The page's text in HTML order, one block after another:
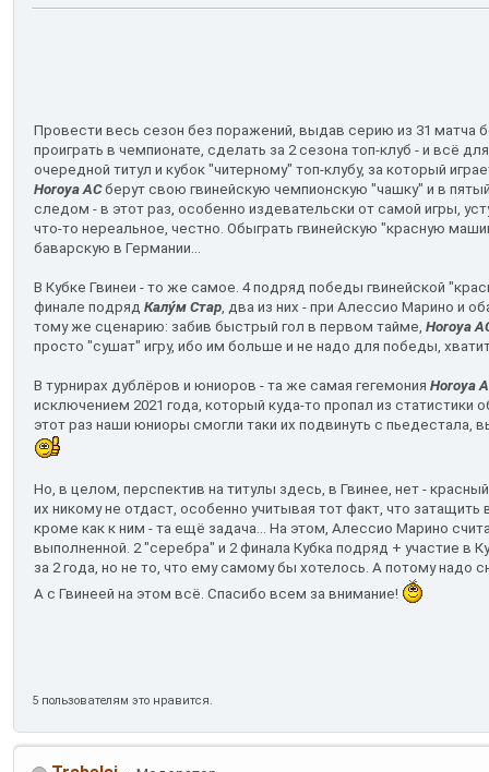
Провести весь сезон без поражений, выдав серию из 31 матча
проиграть в чемпионате, сделать за 2 сезона топ-клуб - и всё
очередной титул и кубок "читерному" топ-клубу, за который
Horoya ACберут свою гвинейскую чемпионскую "чашку" и в
следом - в этот раз, особенно издевательски от самой игры,
что-то нереальное, честно. Обыграть гвинейскую "красную
баварскую в Германии...
В Кубке Гвинеи - то же самое. 4 подряд победы гвинейской
финале подряд Калу́м Стар, два из них - при Алессио Марино и
тому же сценарию: забив быстрый гол в первом тайме, Horoya
просто "сушат" игру, ибо им больше и не надо для победы,
В турнирах дублёров и юниоров - та же самая гегемония Horoya
исключением 2021 года, который куда-то пропал из статистики
этот раз наши юниоры смогли таки их подвинуть с пьедестала,
Но, в целом, перспектив на титулы здесь, в Гвинее, нет -
их никому не отдаст, особенно учитывая тот факт, что
кроме как к ним - та ещё задача... На этом, Алессио Марино
выполненной. 2 "серебра" и 2 финала Кубка подряд + участие в
за 2 года, но не то, что ему самому бы хотелось. А потому надо
А с Гвинеей на этом всё. Спасибо всем за внимание!
5 пользователям это нравится.